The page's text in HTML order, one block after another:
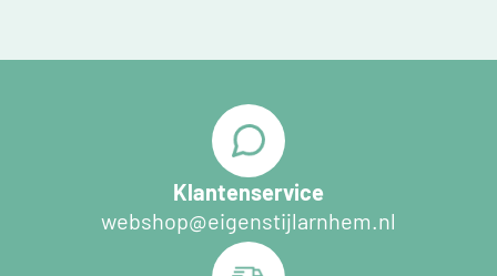
Klantenservice
webshop@eigenstijlarnhem.nl